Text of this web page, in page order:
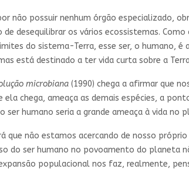
não possuir nenhum órgão especializado,
desequilibrar os vários ecossistemas.
do sistema-Terra, esse ser, o humano,
está destinado a ter vida curta sobre a
microbiana (1990) chega a afirmar que
chega, ameaça as demais espécies, a
humano seria a grande ameaça à vida no
não estamos acercando de nosso
do ser humano no povoamento do planeta
populacional nos faz, realmente,